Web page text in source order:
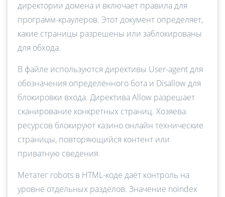
директории домена и включает правила для
программ-краулеров. Этот документ определяет,
какие страницы разрешены или заблокированы
для обхода.
В файле используются директивы User-agent для
обозначения определённого бота и Disallow для
блокировки входа. Директива Allow разрешает
сканирование конкретных страниц. Хозяева
ресурсов блокируют казино онлайн технические
страницы, повторяющийся контент или
приватную сведения.
Метатег robots в HTML-коде даёт контроль на
уровне отдельных разделов. Значение noindex